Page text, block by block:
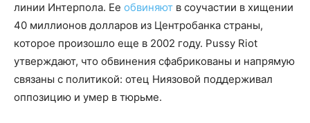
линии Интерпола. Ее обвиняют в соучастии в хищении
40 миллионов долларов из Центробанка страны,
которое произошло еще в 2002 году. Pussy Riot
утверждают, что обвинения сфабрикованы и напрямую
связаны с политикой: отец Ниязовой поддерживал
оппозицию и умер в тюрьме.